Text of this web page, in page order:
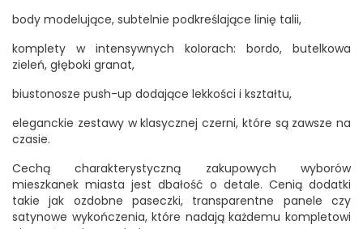
body modelujące, subtelnie podkreślające linię talii,
komplety w intensywnych kolorach: bordo, butelkowa
zieleń, głęboki granat,
biustonosze push-up dodające lekkości i kształtu,
eleganckie zestawy w klasycznej czerni, które są zawsze na
czasie.
Cechą charakterystyczną zakupowych wyborów
mieszkanek miasta jest dbałość o detale. Cenią dodatki
takie jak ozdobne paseczki, transparentne panele czy
satynowe wykończenia, które nadają każdemu kompletowi